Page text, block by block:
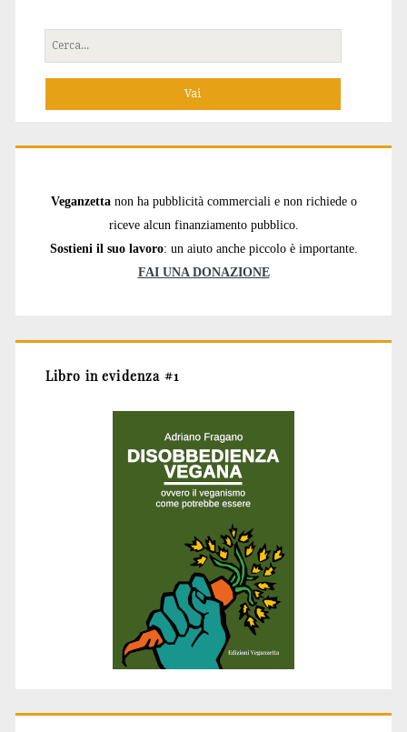
Cerca
per:
Veganzetta non ha pubblicità commerciali e non richiede o
riceve alcun finanziamento pubblico.
Sostieni il suo lavoro: un aiuto anche piccolo è importante.
FAI UNA DONAZIONE
Libro in evidenza #1